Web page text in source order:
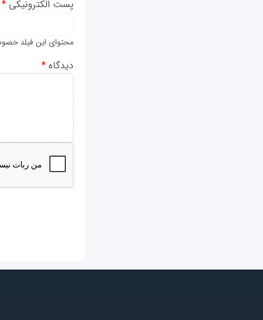
پست الکترونیکی *
محتوای این فیلد
دیدگاه *